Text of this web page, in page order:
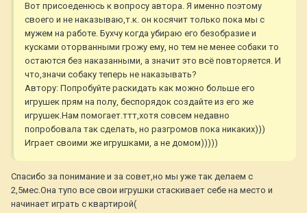
Вот присоеденюсь к вопросу автора. Я именно поэтому
своего и не наказываю,т.к. он косячит только пока мы с
мужем на работе. Бухчу когда убираю его безобразие и
кусками оторванными грожу ему, но тем не менее собаки то
остаются без наказанными, а значит это всё повторяется. И
что,значи собаку теперь не наказывать?
Автору: Попробуйте раскидать как можно больше его
игрушек прям на полу, беспорядок создайте из его же
игрушек.Нам помогает.ттт,хотя совсем недавно
попробовала так сделать, но разгромов пока никаких)))
Играет своими же игрушками, а не домом)))))
Спасибо за понимание и за совет,но мы уже так делаем с
2,5мес.Она тупо все свои игрушки стаскивает себе на место и
начинает играть с квартирой(